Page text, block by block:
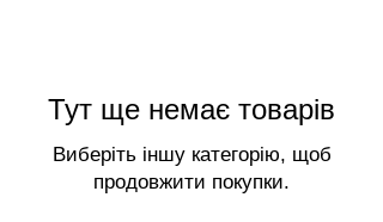
Тут ще немає товарів
Виберіть іншу категорію, щоб
продовжити покупки.